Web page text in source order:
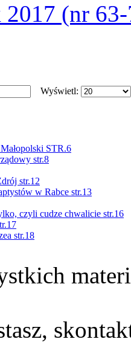
2017 (nr
Wyświetl:
STR.6
str.8
str.12
w Rabce str.13
czyli cudze chwalicie str.16
str.18